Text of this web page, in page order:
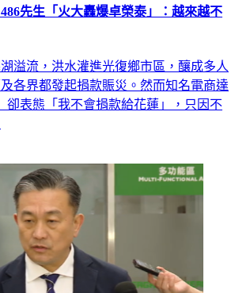
先生「火大轟爆卓榮泰」：越來越不
溢流，洪水灌進光復鄉市區，釀成多人
各界都發起捐款賑災。然而知名電商達
卻表態「我不會捐款給花蓮」，只因不